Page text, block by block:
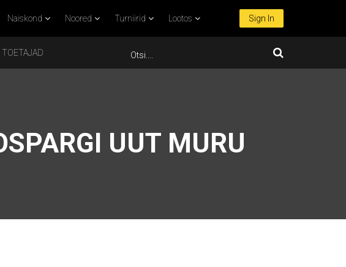
Naiskond Noored Turniirid Lootos Sign In
TOETAJAD
UUT MURU